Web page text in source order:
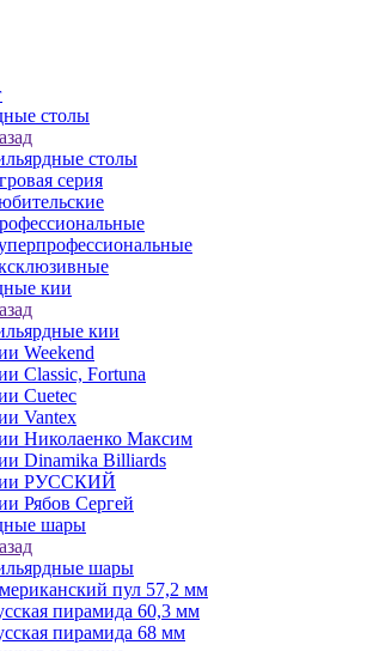
столы
столы
серия
кии
кии
Weekend
Classic, Fortuna
Cuetec
Vantex
Николаенко Максим
Dinamika Billiards
РУССКИЙ
Рябов Сергей
шары
шары
пул 57,2 мм
пирамида 60,3 мм
пирамида 68 мм